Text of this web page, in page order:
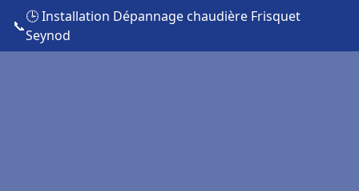
📞
🕒 Installation Dépannage chaudière Frisquet
Seynod